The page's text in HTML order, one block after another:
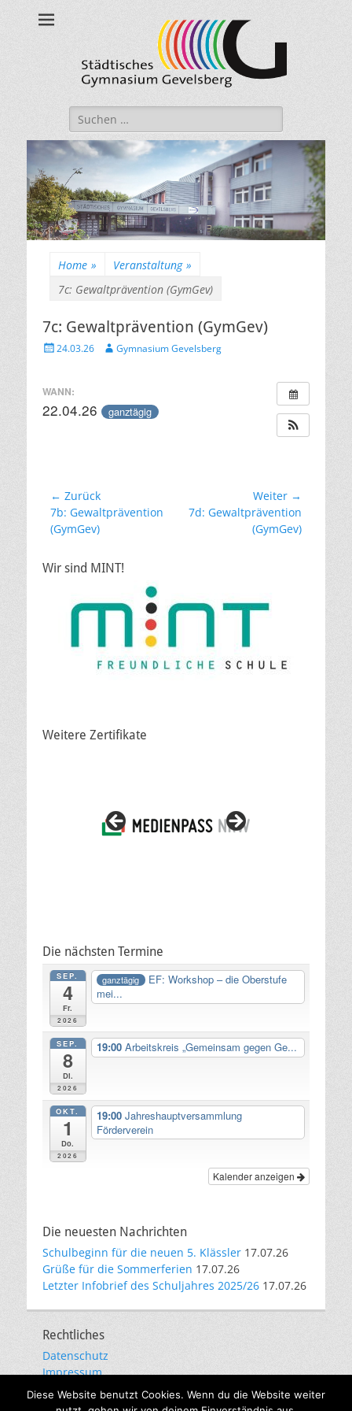
Städtisches
Gymnasium
Gevelsberg
Suche
nach:
Home » Veranstaltung »
7c: Gewaltprävention (GymGev)
7c: Gewaltprävention (GymGev)
Veröffentlicht
24.03.26 AutorGymnasium Gevelsberg
WANN:
22.04.26 ganztägig
Beitragsnavigation
← Zurück
Vorheriger
Beitrag:
7b: Gewaltprävention
(GymGev)
Weiter →
Nächster
7d: Gewaltprävention
(GymGev)
Wir sind MINT!
Weitere Zertifikate
Die nächsten Termine
SEP.
4
Fr.
2026
ganztägig
EF: Workshop – die Oberstufe
mei...
SEP.
8
Di.
2026
19:00 Arbeitskreis „Gemeinsam gegen Ge...
OKT.
1
Do.
2026
19:00 Jahreshauptversammlung
Förderverein
Kalender anzeigen
Die neuesten Nachrichten
Schulbeginn für die neuen 5. Klässler 17.07.26
Grüße für die Sommerferien 17.07.26
Letzter Infobrief des Schuljahres 2025/26 17.07.26
Rechtliches
Datenschutz
Impressum
E-Mail-Kommunikation
Diese Website benutzt Cookies. Wenn du die Website weiter